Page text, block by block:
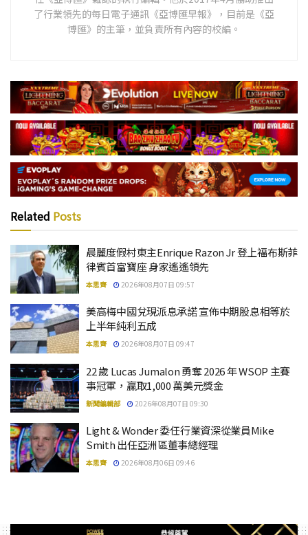
了行業領先的每日電子通訊《亞博匯早報》，目前是《亞
博匯》的主筆，並負責所有內容的校編。
Related Posts
晨麗度假村東主Enrique Razon Jr 登上福布斯菲
律賓首富寶座 身家遙遙領先
本思齊 2026年08月07日 09:57
美高梅中國兌現派息承諾 宣佈中期股息相等於
上半年純利五成
本思齊 2026年08月07日 09:47
22 歲 Lucas Jumalon 勇奪 2026 年 WSOP 主賽
事冠軍，贏取1,000 萬美元獎金
新聞編輯部 2026年08月07日 09:30
Light & Wonder 委任行業資深從業員Mike
Smith 出任亞洲區董事總經理
本思齊 2026年08月06日 09:46